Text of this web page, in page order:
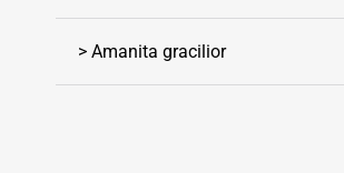
> Amanita gracilior